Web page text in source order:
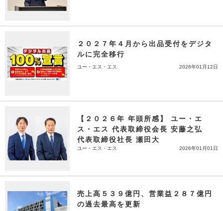
２０２７年４月から出品受付をデジタ
ルに完全移行
ユー・エス・エス 2026年01月12日
【２０２６年 年頭所感】 ユー・エ
ス・エス 代表取締役会長 安藤之弘
代表取締役社長 瀬田大
ユー・エス・エス 2026年01月01日
売上高５３９億円、営業益２８７億円
の過去最高を更新